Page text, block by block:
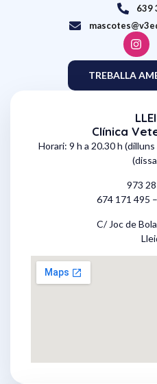
639
TREBALLA
Clínica
Horari: 9 h a 20.30 h
973
674 171 495
C/ Joc de